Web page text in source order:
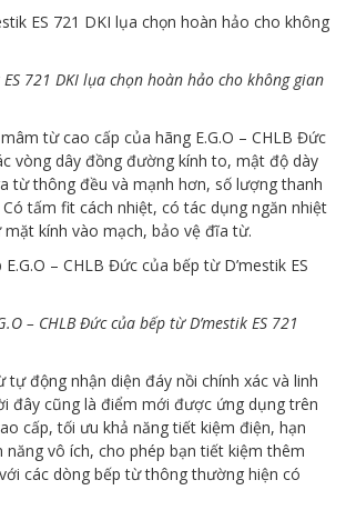
721 DKI lụa chọn hoàn hảo cho không gian
từ cao cấp của hãng E.G.O – CHLB Đức
vòng dây đồng đường kính to, mật độ dày
từ thông đều và mạnh hơn, số lượng thanh
tấm fit cách nhiệt, có tác dụng ngăn nhiệt
kính vào mạch, bảo vệ đĩa từ.
– CHLB Đức của bếp từ D’mestik ES 721
tự động nhận diện đáy nồi chính xác và linh
đây cũng là điểm mới được ứng dụng trên
cấp, tối ưu khả năng tiết kiệm điện, hạn
vô ích, cho phép bạn tiết kiệm thêm
các dòng bếp từ thông thường hiện có